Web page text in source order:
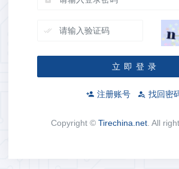
立 即 登 录
注册账号 找回密
Copyright © Tirechina.net. All